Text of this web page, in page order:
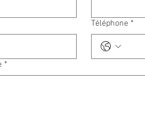
Téléphone *
*